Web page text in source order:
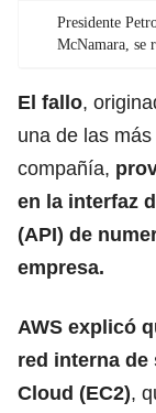
Presidente
McNamara, se
El fallo,
una de las
compañía,
en la interfaz
(API) de
empresa.
AWS explicó
red interna de
Cloud (EC2),